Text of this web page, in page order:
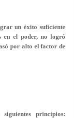
un éxito suficiente
en el poder, no logró
por alto el factor de
principios: